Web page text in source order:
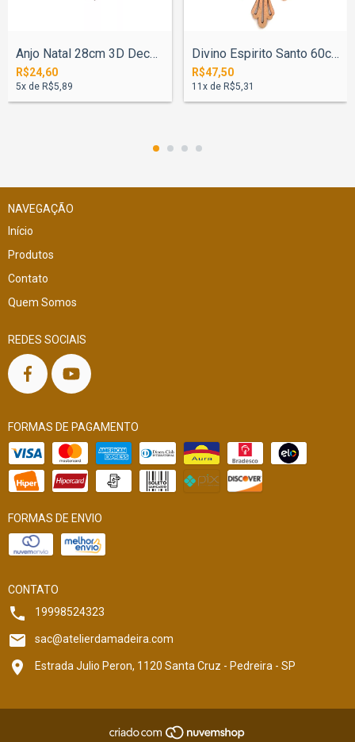
Anjo Natal 28cm 3D Decoração Mesa
R$24,60
5x de R$5,89
Divino Espirito Santo 60cm N°1
R$47,50
11 x de R$5,31
NAVEGAÇÃO
Início
Produtos
Contato
Quem Somos
REDES SOCIAIS
FORMAS DE PAGAMENTO
FORMAS DE ENVIO
CONTATO
19998524323
sac@atelierdamadeira.com
Estrada Julio Peron, 1120 Santa Cruz - Pedreira - SP